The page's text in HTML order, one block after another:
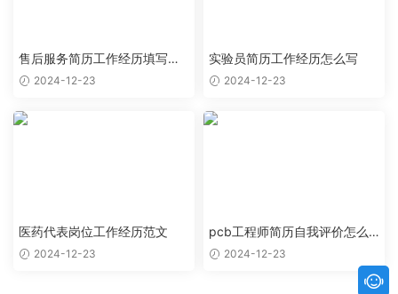
售后服务简历工作经历填写样
本 2024-12-23
实验员简历工作经历怎么写
2024-12-23
医药代表岗位工作经历范文
2024-12-23
pcb工程师简历自我评价怎么
写 2024-12-23